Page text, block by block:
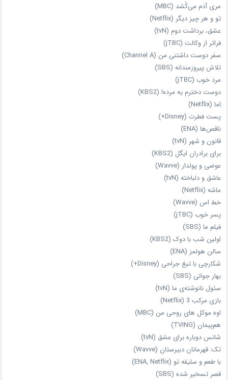
مری آدم می‌کُشد (MBC)
تو و هر چیز دیگر (Netflix)
عشق، برداشت دوم (tvN)
فراتر از وکالت (jTBC)
سفر دوست‌ داشتنی من (Channel A)
تلاش پیروزمندانه (SBS)
مرد خوب (jTBC)
دوست دخترم یه مرده! (KBS2)
اِما (Netflix)
پست فطرت (Disney+)
ناقص‌ها (ENA)
قانون و شهر (tvN)
برای برادران ایگل (KBS2)
عوضی و پولدار (Wavve)
عاشق و دلباخته (tvN)
ماشه (Netflix)
خط اس (Wavve)
پسر خوب (jTBC)
فیلم ما (SBS)
اولین شب با دوک (KBS2)
سالن هولمز (ENA)
شکارچی با تیغ جراحی (Disney+)
بهار جوانی (SBS)
سئول نانوشته‌ی ما (tvN)
بازی مرکب 3 (Netflix)
اوه موکل های روحی من (MBC)
هم‌پیمان (TVING)
شانس دوباره برای عشق (tvN)
تک: قهرمانان دبیرستان (Wavve)
با طعم و سلیقه تو (ENA, Netflix)
قصر تسخیر شده (SBS)